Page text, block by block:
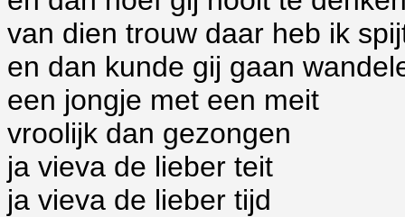
van dien trouw daar heb ik
en dan kunde gij gaan
een jongje met een meit
vroolijk dan gezongen
ja vieva de lieber teit
ja vieva de lieber tijd